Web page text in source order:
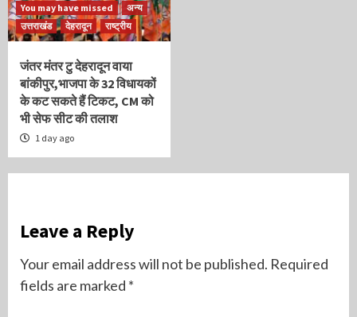
You may have missed
अन्य
उत्तराखंड
देहरादून राष्ट्रीय
जंतर मंतर टु देहरादून वाया
बांकीपुर,भाजपा के 32 विधायकों
के कट सकते हैं टिकट, CM को
भी सेफ सीट की तलाश
1 day ago
Leave a Reply
Your email address will not be published. Required
fields are marked *